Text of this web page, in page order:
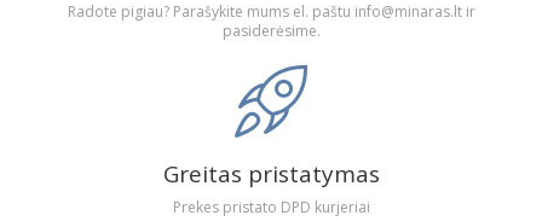
Radote pigiau? Parašykite mums el. paštu info@minaras.lt ir
pasiderėsime.
Greitas pristatymas
Prekes pristato DPD kurjeriai